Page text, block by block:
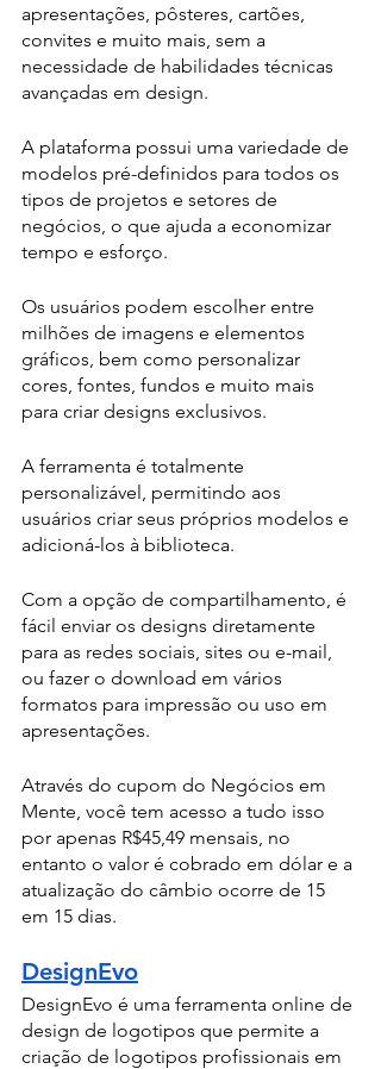
apresentações, pôsteres, cartões,
convites e muito mais, sem a
necessidade de habilidades técnicas
avançadas em design.
A plataforma possui uma variedade de
modelos pré-definidos para todos os
tipos de projetos e setores de
negócios, o que ajuda a economizar
tempo e esforço.
Os usuários podem escolher entre
milhões de imagens e elementos
gráficos, bem como personalizar
cores, fontes, fundos e muito mais
para criar designs exclusivos.
A ferramenta é totalmente
personalizável, permitindo aos
usuários criar seus próprios modelos e
adicioná-los à biblioteca.
Com a opção de compartilhamento, é
fácil enviar os designs diretamente
para as redes sociais, sites ou e-mail,
ou fazer o download em vários
formatos para impressão ou uso em
apresentações.
Através do cupom do Negócios em
Mente, você tem acesso a tudo isso
por apenas R$45,49 mensais, no
entanto o valor é cobrado em dólar e a
atualização do câmbio ocorre de 15
em 15 dias.
DesignEvo
DesignEvo é uma ferramenta online de
design de logotipos que permite a
criação de logotipos profissionais em